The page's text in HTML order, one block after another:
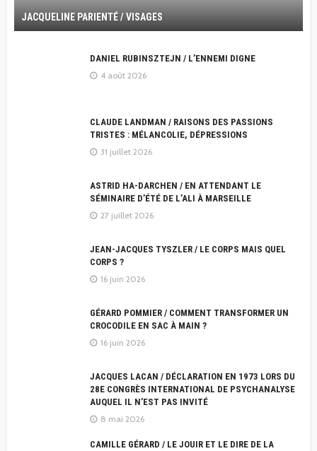
JACQUELINE PARIENTÉ / VISAGES
DANIEL RUBINSZTEJN / L’ENNEMI DIGNE
4 août 2026
CLAUDE LANDMAN / RAISONS DES PASSIONS
TRISTES : MÉLANCOLIE, DÉPRESSIONS
31 juillet 2026
ASTRID HA-DARCHEN / EN ATTENDANT LE
SÉMINAIRE D’ÉTÉ DE L’ALI À MARSEILLE
27 juillet 2026
JEAN-JACQUES TYSZLER / LE CORPS MAIS QUEL
CORPS ?
16 juin 2026
GÉRARD POMMIER / COMMENT TRANSFORMER UN
CROCODILE EN SAC À MAIN ?
16 juin 2026
JACQUES LACAN / DÉCLARATION EN 1973 LORS DU
28E CONGRÈS INTERNATIONAL DE PSYCHANALYSE
AUQUEL IL N’EST PAS INVITÉ
8 mai 2026
CAMILLE GÉRARD / LE JOUIR ET LE DIRE DE LA